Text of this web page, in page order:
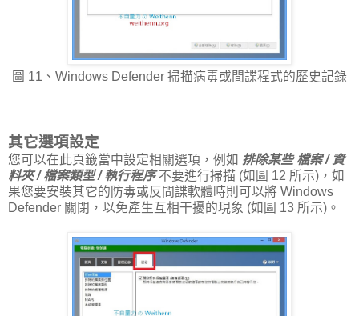
圖 11、Windows Defender 掃描病毒或間諜程式的歷史記錄
其它選項設定
您可以在此頁籤當中設定相關選項，例如 排除某些 檔案 / 資
料夾 / 檔案類型 / 執行程序不要進行掃描 (如圖 12 所示)，如
果您要安裝其它的防毒或反間諜軟體時則可以將 Windows
Defender 關閉，以免產生互相干擾的現象 (如圖 13 所示)。